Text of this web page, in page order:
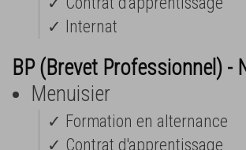
✓ Internat
BP (Brevet Professionnel) -
Menuisier
✓ Formation en alternance
✓ Contrat d'apprentissage